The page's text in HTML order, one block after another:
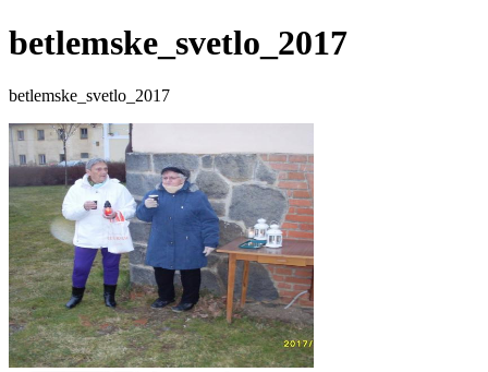
betlemske_svetlo_2017
betlemske_svetlo_2017